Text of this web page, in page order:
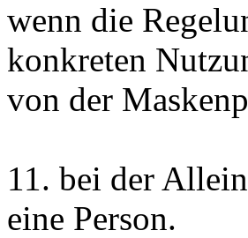
wenn die
konkreten
von der
11. bei der
eine Person.